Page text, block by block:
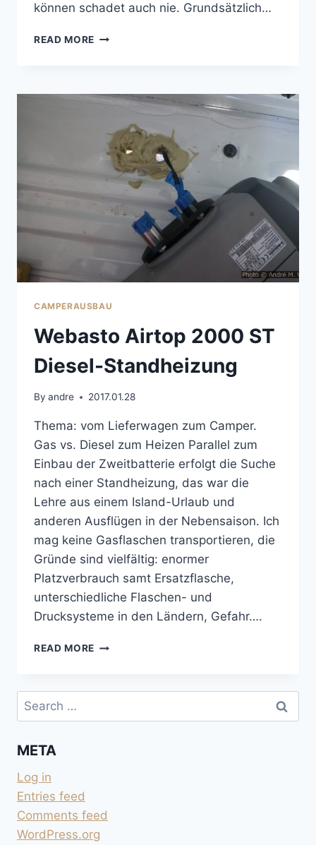
können schadet auch nie. Grundsätzlich…
READ MORE SEITZ
LIEFERWAGEN
CAMPERAUSBAU
Webasto Airtop 2000 ST
Diesel-Standheizung
By andre 2017.01.28
Thema: vom Lieferwagen zum Camper.
Gas vs. Diesel zum Heizen Parallel zum
Einbau der Zweitbatterie erfolgt die Suche
nach einer Standheizung, das war die
Lehre aus einem Island-Urlaub und
anderen Ausflügen in der Nebensaison. Ich
mag keine Gasflaschen transportieren, die
Gründe sind vielfältig: enormer
Platzverbrauch samt Ersatzflasche,
unterschiedliche Flaschen- und
Drucksysteme in den Ländern, Gefahr….
READ MORE WEBASTO
ST
STANDHEIZUNG
Search
for:
META
Log in
Entries feed
Comments feed
WordPress.org